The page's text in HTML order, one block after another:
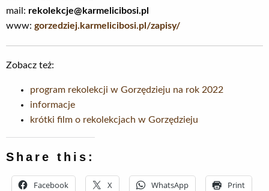
mail: rekolekcje@karmelicibosi.pl
www: gorzedziej.karmelicibosi.pl/zapisy/
Zobacz też:
program rekolekcji w Gorzędzieju na rok 2022
informacje
krótki film o rekolekcjach w Gorzędzieju
Share this:
Facebook X WhatsApp Print